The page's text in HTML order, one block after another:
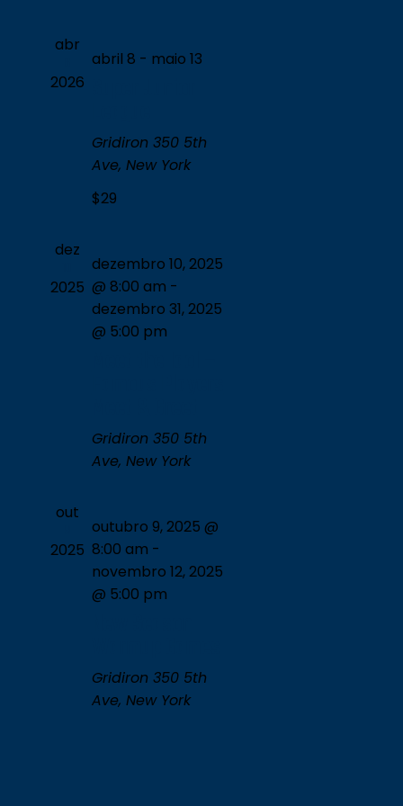
visuais
abr
2026
abril 8 - maio 13
Gridiron 350 5th
Ave, New York
$29
dez
2025
dezembro 10, 2025
@ 8:00 am -
dezembro 31, 2025
@ 5:00 pm
Gridiron 350 5th
Ave, New York
out
2025
outubro 9, 2025 @
8:00 am -
novembro 12, 2025
@ 5:00 pm
Gridiron 350 5th
Ave, New York